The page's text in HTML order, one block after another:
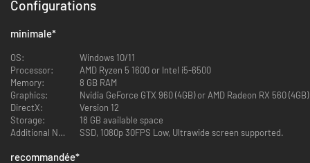
Prépare-toi à des combats intenses où chaque capacité compte : tire,
frappe, esquive, pare ou bloque au bon moment. Et surtout, charge ton
pouvoir ultime et libère toute sa puissance pour venir à bout des ennemis
les plus redoutables.
Configurations
minimale*
OS:
Windows 10/11
Processor:
AMD Ryzen 5 1600 or Intel i5-6500
Memory:
8 GB RAM
Graphics:
Nvidia GeForce GTX 960 (4GB) or AMD Radeon RX 560 (4GB)
DirectX:
Version 12
Storage:
18 GB available space
Additional Notes:
SSD, 1080p 30FPS Low, Ultrawide screen supported.
recommandée*